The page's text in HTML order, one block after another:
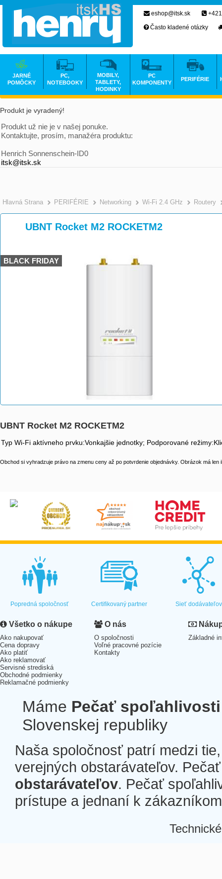
Produkt je vyradený!
Produkt už nie je v našej ponuke.
Kontaktujte, prosím, manažéra produktu:
Henrich Sonnenschein-ID0
itsk@itsk.sk
Hlavná Strana >
PERIFÉRIE >
Networking >
Wi-Fi 2.4 GHz Routery
UBNT Rocket M2 ROCKETM2
BLACK FRIDAY
UBNT Rocket M2 ROCKETM2
Typ Wi-Fi aktívneho prvku:Vonkajšie jednotky; Podporované
Obchod si vyhradzuje právo na zmenu ceny až po potvrdenie objednávky. Obrázok má len
eshop@itsk.sk
Často kladené otázky
JARNÉ
POMÔCKY
PC,
NOTEBOOKY
MOBILY,
TABLETY,
HODINKY
PC
KOMPONENTY
PERIFÉRIE
Popredná spoločnosť Certifikovaný partner Sieť dodávateľov
Všetko o nákupe
Ako nakupovať
Cena dopravy
Ako platiť
Ako reklamovať
Servisné strediská
Obchodné podmienky
Reklamačné podmienky
O nás
O spoločnosti
Voľné pracovné pozície
Kontakty
Základné
Máme Pečať spoľahlivosti
Slovenskej republiky
Naša spoločnosť patrí medzi
verejných obstarávateľov.
obstarávateľov. Pečať
prístupe a jednaní k